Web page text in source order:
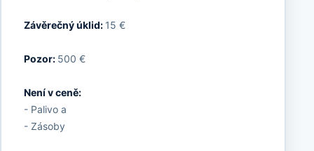
Závěrečný úklid: 15 €
Pozor: 500 €
Není v ceně:
- Palivo a
- Zásoby